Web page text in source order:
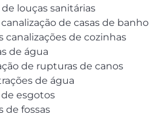
louças sanitárias
de casas de banho
canalizações de cozinhas
de água
de rupturas de canos
de água
esgotos
fossas